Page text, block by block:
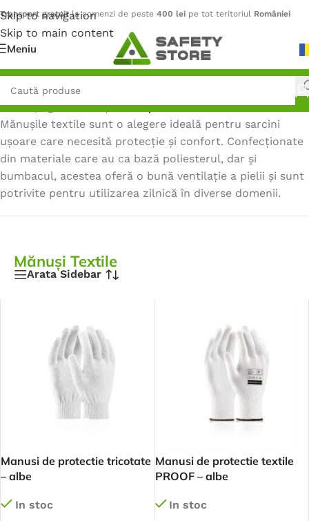
Skip to navigation
Skip to main content
Transport gratuitla comenzi de peste 400 lei pe tot teritoriul României
Meniu
Prima pagină/Mănuși/Mănuși Textile
Mănușile textile sunt o alegere ideală pentru sarcini
ușoare care necesită protecție și confort. Confecționate
din materiale care au ca bază poliesterul, dar și
bumbacul, acestea oferă o bună ventilație a pielii și sunt
potrivite pentru utilizarea zilnică în diverse domenii.
Mănuși Textile
Arata Sidebar
Manusi de protectie tricotate
– albe
In stoc
Manusi de protectie textile
PROOF – albe
In stoc